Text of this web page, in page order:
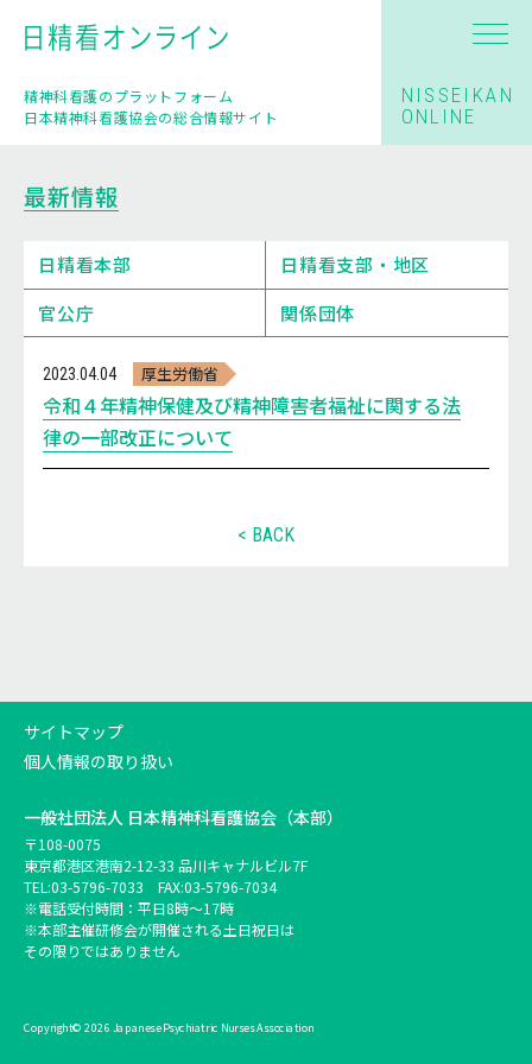
精神科看護のプラットフォーム
日本精神科看護協会の総合情報サイト
NISSEIKAN
ONLINE
最新情報
日精看本部
日精看支部・地区
官公庁
関係団体
2023.04.04 厚生労働省
令和４年精神保健及び精神障害者福祉に関する法
律の一部改正について
< BACK
サイトマップ
個人情報の取り扱い
一般社団法人 日本精神科看護協会（本部）
〒108-0075
東京都港区港南2-12-33 品川キャナルビル7F
TEL:03-5796-7033 FAX:03-5796-7034
※電話受付時間：平日8時～17時
※本部主催研修会が開催される土日祝日は
その限りではありません
Copyright© 2026 Japanese Psychiatric Nurses Association